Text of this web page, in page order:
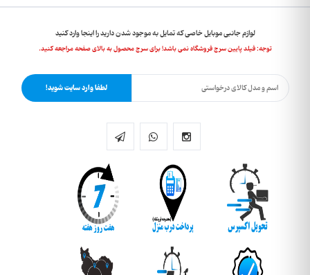
لوازم جانبی موبایل خاصی که تمایل به موجود شدن دارید را اینجا وارد کنید
توجه: فیلد پایین سرچ فروشگاه نمی باشد! برای سرچ محصول به بالای صفحه مراجعه کنید.
لطفا وارد سایت شوید!